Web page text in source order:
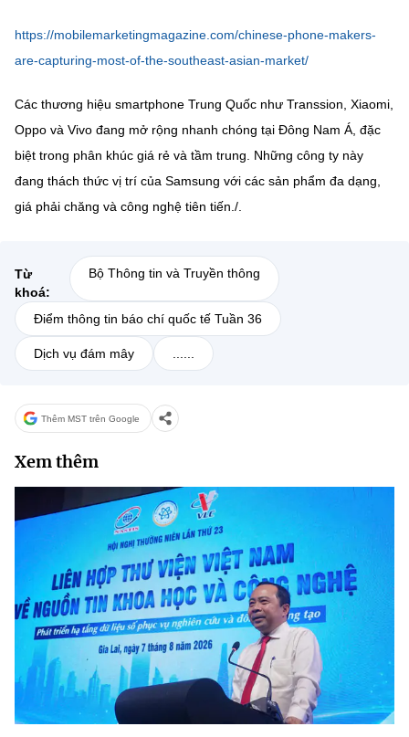
https://mobilemarketingmagazine.com/chinese-phone-makers-
are-capturing-most-of-the-southeast-asian-market/
Các thương hiệu smartphone Trung Quốc như Transsion, Xiaomi,
Oppo và Vivo đang mở rộng nhanh chóng tại Đông Nam Á, đặc
biệt trong phân khúc giá rẻ và tầm trung. Những công ty này
đang thách thức vị trí của Samsung với các sản phẩm đa dạng,
giá phải chăng và công nghệ tiên tiến./.
Từ
khoá:
Bộ Thông tin và Truyền thông
Điểm thông tin báo chí quốc tế Tuần 36
Dịch vụ đám mây
Thêm MST trên Google
Xem thêm